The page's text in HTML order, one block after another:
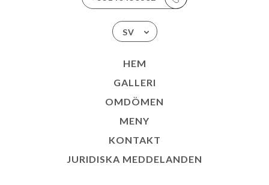
SV
HEM
GALLERI
OMDÖMEN
MENY
KONTAKT
JURIDISKA MEDDELANDEN